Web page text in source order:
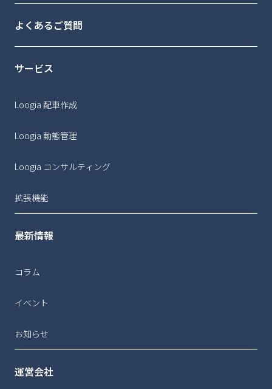
よくあるご質問
サービス
Loogia 配車作成
Loogia 動態管理
Loogia コンサルティング
拡張機能
最新情報
コラム
イベント
お知らせ
運営会社